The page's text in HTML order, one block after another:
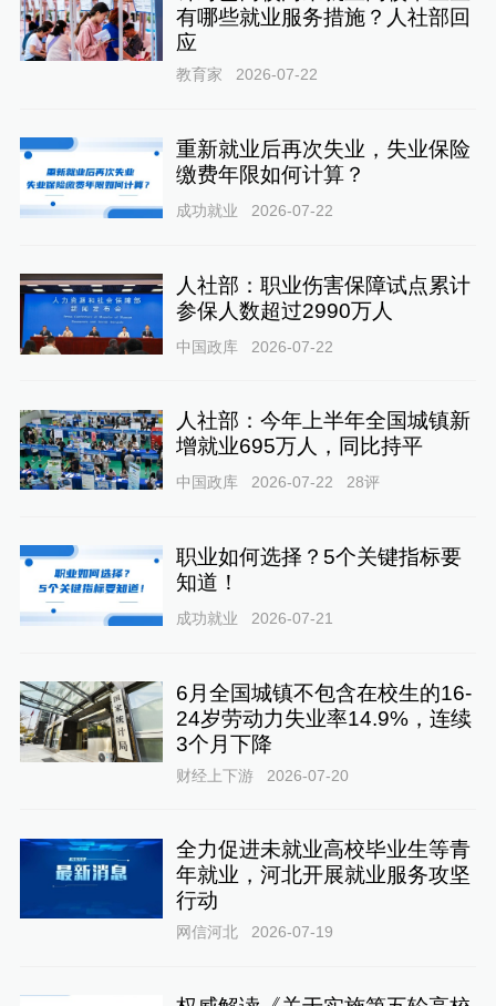
有哪些就业服务措施？人社部回
应
教育家 2026-07-22
重新就业后再次失业，失业保险
缴费年限如何计算？
成功就业 2026-07-22
人社部：职业伤害保障试点累计
参保人数超过2990万人
中国政库 2026-07-22
人社部：今年上半年全国城镇新
增就业695万人，同比持平
中国政库 2026-07-22 28评
职业如何选择？5个关键指标要
知道！
成功就业 2026-07-21
6月全国城镇不包含在校生的16-
24岁劳动力失业率14.9%，连续
3个月下降
财经上下游 2026-07-20
全力促进未就业高校毕业生等青
年就业，河北开展就业服务攻坚
行动
网信河北 2026-07-19